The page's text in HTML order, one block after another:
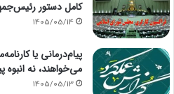
کامل دستور
1405/05/14
پیام‌درمانی یا
می‌خواهند، نه انبوه
1405/05/13